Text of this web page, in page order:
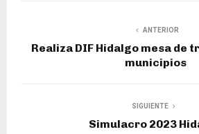
ANTERIOR
Realiza DIF Hidalgo mesa de
municipios
SIGUIENTE
Simulacro 2023